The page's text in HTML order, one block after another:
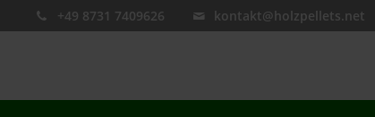
+49 8731 7409626 kontakt@holzpellets.net